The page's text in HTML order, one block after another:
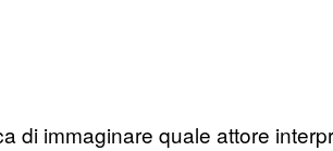
di immaginare quale attore